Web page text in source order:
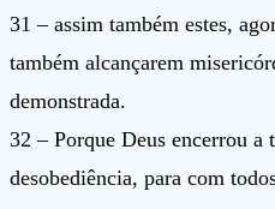
31 – assim também estes,
também alcançarem
demonstrada.
32 – Porque Deus encerrou a
desobediência, para com